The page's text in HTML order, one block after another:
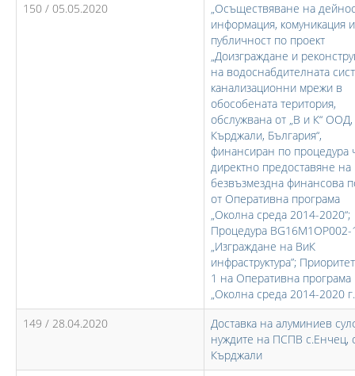
150 / 05.05.2020
„Осъществяване на
информация, комуникация и
публичност по проект
„Доизграждане и
на водоснабдителната
канализационни мрежи в
обособената територия,
обслужвана от „В и К“ ООД,
Кърджали, България“,
финансиран по процедура
директно предоставяне на
безвъзмездна финансова
от Оперативна програма
„Околна среда 2014-2020“;
Процедура BG16M1OP002-
„Изграждане на ВиК
инфраструктура”;
1 на Оперативна програма
„Околна среда 2014-2020
149 / 28.04.2020
Доставка на алуминиев
нуждите на ПСПВ с.Енчец,
Кърджали